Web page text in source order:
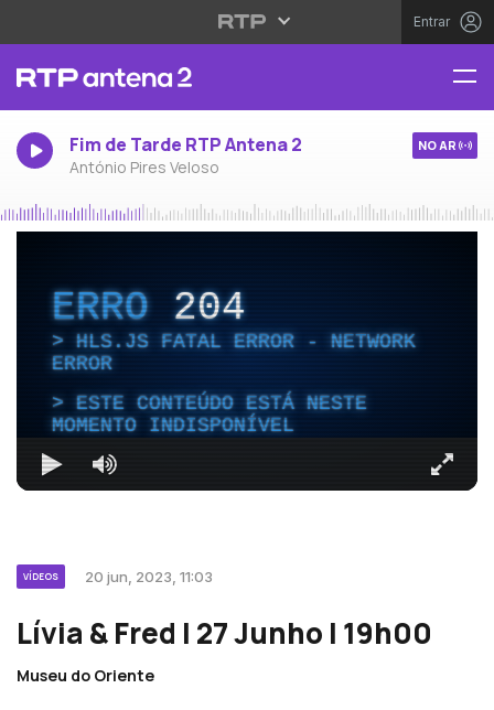
Entrar
Fim de Tarde RTP Antena 2
António Pires Veloso
NO AR
ERRO204
HLS.JS FATAL ERROR - NETWORK
ERROR
ESTE CONTEÚDO ESTÁ NESTE
MOMENTO INDISPONÍVEL
VÍDEOS 20 jun, 2023, 11:03
Lívia & Fred | 27 Junho | 19h00
Museu do Oriente